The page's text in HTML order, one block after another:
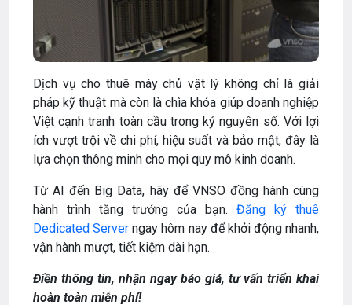
Dịch vụ cho thuê máy chủ vật lý không chỉ là giải
pháp kỹ thuật mà còn là chìa khóa giúp doanh nghiệp
Việt cạnh tranh toàn cầu trong kỷ nguyên số. Với lợi
ích vượt trội về chi phí, hiệu suất và bảo mật, đây là
lựa chọn thông minh cho mọi quy mô kinh doanh.
Từ AI đến Big Data, hãy để VNSO đồng hành cùng
hành trình tăng trưởng của bạn. Đăng ký thuê
Dedicated Server ngay hôm nay để khởi động nhanh,
vận hành mượt, tiết kiệm dài hạn.
Điền thông tin, nhận ngay báo giá, tư vấn triển khai
hoàn toàn miễn phí!